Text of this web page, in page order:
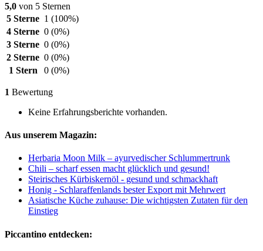
5,0 von 5 Sternen
5 Sterne 1 (100%)
4 Sterne 0 (0%)
3 Sterne 0 (0%)
2 Sterne 0 (0%)
1 Stern
0 (0%)
1 Bewertung
Keine Erfahrungsberichte vorhanden.
Aus unserem Magazin:
Herbaria Moon Milk – ayurvedischer Schlummertrunk
Chili – scharf essen macht glücklich und gesund!
Steirisches Kürbiskernöl - gesund und schmackhaft
Honig - Schlaraffenlands bester Export mit Mehrwert
Asiatische Küche zuhause: Die wichtigsten Zutaten für den
Einstieg
Piccantino entdecken: